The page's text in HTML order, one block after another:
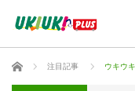
ホーム 注目記事 ウキウ